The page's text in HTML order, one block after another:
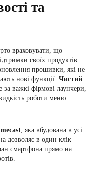
та
враховувати, що
своїх продуктів.
прошивки, які не
нові функції. Чистий
важкі фірмові лаунчери,
роботи меню
, яка вбудована в усі
дозволяє в один клік
смартфона прямо на